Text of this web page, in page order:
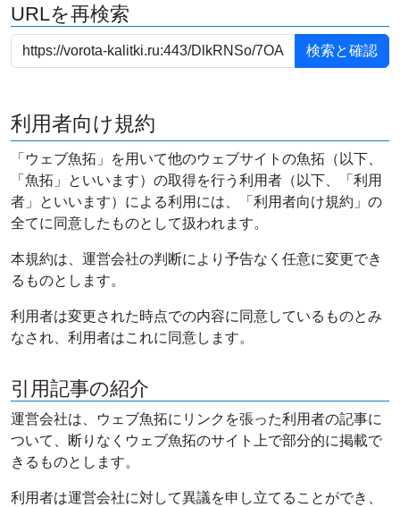
URLを再検索
利用者向け規約
「ウェブ魚拓」を用いて他のウェブサイトの魚拓（以下、
「魚拓」といいます）の取得を行う利用者（以下、「利用
者」といいます）による利用には、「利用者向け規約」の
全てに同意したものとして扱われます。
本規約は、運営会社の判断により予告なく任意に変更でき
るものとします。
利用者は変更された時点での内容に同意しているものとみ
なされ、利用者はこれに同意します。
引用記事の紹介
運営会社は、ウェブ魚拓にリンクを張った利用者の記事に
ついて、断りなくウェブ魚拓のサイト上で部分的に掲載で
きるものとします。
利用者は運営会社に対して異議を申し立てることができ、